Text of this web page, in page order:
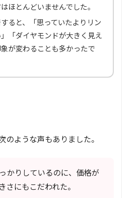
ほとんどいませんでした。
ると、「思っていたよりリン
「ダイヤモンドが大きく見え
が変わることも多かったで
のような声もありました。
かりしているのに、価格が
さにもこだわれた。